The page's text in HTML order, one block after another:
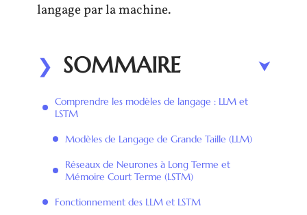
langage par la machine.
SOMMAIRE
Comprendre les modèles de langage : LLM et
LSTM
Modèles de Langage de Grande Taille (LLM)
Réseaux de Neurones à Long Terme et
Mémoire Court Terme (LSTM)
Fonctionnement des LLM et LSTM